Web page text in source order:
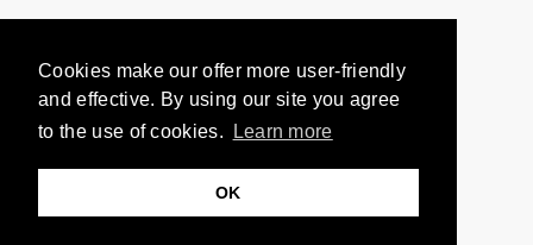
Cookies make our offer more user-friendly
and effective. By using our site you agree
to the use of cookies.
Learn more
OK